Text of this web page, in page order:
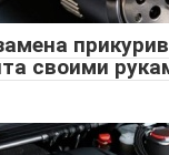
своими